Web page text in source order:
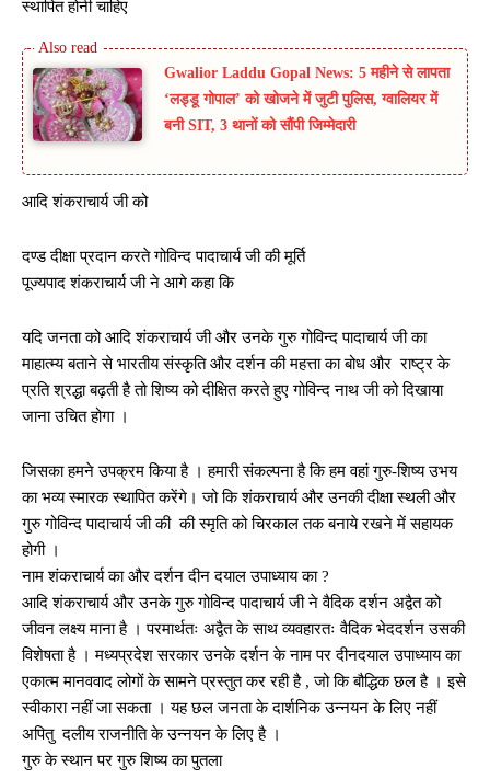
स्थापित होनी चाहिए
Gwalior Laddu Gopal News: 5 महीने से लापता
‘लड्डू गोपाल’ को खोजने में जुटी पुलिस, ग्वालियर में
बनी SIT, 3 थानों को सौंपी जिम्मेदारी
आदि शंकराचार्य जी को
दण्ड दीक्षा प्रदान करते गोविन्द पादाचार्य जी की मूर्ति
पूज्यपाद शंकराचार्य जी ने आगे कहा कि
यदि जनता को आदि शंकराचार्य जी और उनके गुरु गोविन्द पादाचार्य जी का
माहात्म्य बताने से भारतीय संस्कृति और दर्शन की महत्ता का बोध और राष्ट्र के
प्रति श्रद्धा बढ़ती है तो शिष्य को दीक्षित करते हुए गोविन्द नाथ जी को दिखाया
जाना उचित होगा ।
जिसका हमने उपक्रम किया है । हमारी संकल्पना है कि हम वहां गुरु-शिष्य उभय
का भव्य स्मारक स्थापित करेंगे। जो कि शंकराचार्य और उनकी दीक्षा स्थली और
गुरु गोविन्द पादाचार्य जी की की स्मृति को चिरकाल तक बनाये रखने में सहायक
होगी ।
नाम शंकराचार्य का और दर्शन दीन दयाल उपाध्याय का ?
आदि शंकराचार्य और उनके गुरु गोविन्द पादाचार्य जी ने वैदिक दर्शन अद्वैत को
जीवन लक्ष्य माना है । परमार्थतः अद्वैत के साथ व्यवहारतः वैदिक भेददर्शन उसकी
विशेषता है । मध्यप्रदेश सरकार उनके दर्शन के नाम पर दीनदयाल उपाध्याय का
एकात्म मानववाद लोगों के सामने प्रस्तुत कर रही है , जो कि बौद्धिक छल है । इसे
स्वीकारा नहीं जा सकता । यह छल जनता के दार्शनिक उन्नयन के लिए नहीं
अपितु दलीय राजनीति के उन्नयन के लिए है ।
गुरु के स्थान पर गुरु शिष्य का पुतला